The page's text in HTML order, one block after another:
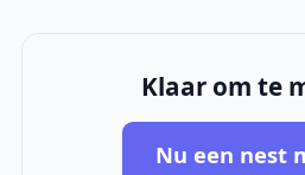
Klaar om te
Nu een nest